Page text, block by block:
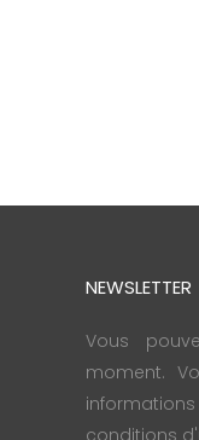
NEWSLETTER
Vous
moment.